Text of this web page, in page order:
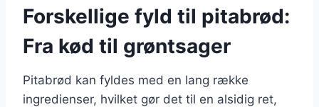
Forskellige fyld til pitabrød:
Fra kød til grøntsager
Pitabrød kan fyldes med en lang række
ingredienser, hvilket gør det til en alsidig ret,